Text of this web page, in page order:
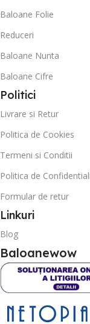
Baloane Folie
Reduceri
Baloane Nunta
Baloane Cifre
Politici
Livrare si Retur
Politica de Cookies
Termeni si Conditii
Politica de
Formular de retur
Linkuri
Blog
Baloanewow